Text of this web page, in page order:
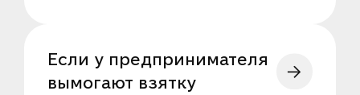
Если у предпринимателя
вымогают взятку